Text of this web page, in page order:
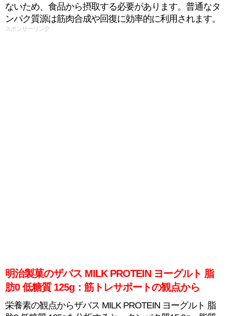
ないため、食品から摂取する必要があります。普通なタ
ンパク質源は筋肉合成や回復に効率的に利用されます。
スポンサーリンク
明治製菓のザバス MILK PROTEIN ヨーグルト 脂
肪0 低糖質 125g：筋トレサポートの観点から
栄養素の観点からザバス MILK PROTEIN ヨーグルト 脂